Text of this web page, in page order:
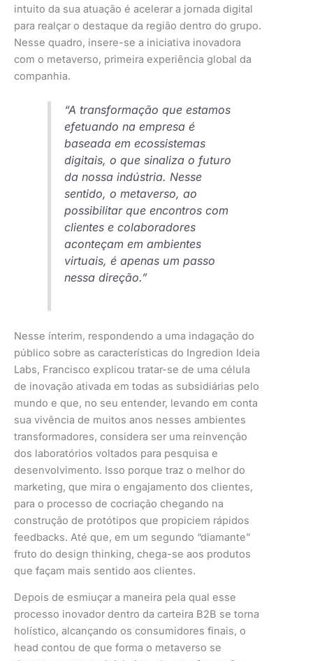
intuito da sua atuação é acelerar a jornada digital
para realçar o destaque da região dentro do grupo.
Nesse quadro, insere-se a iniciativa inovadora
com o metaverso, primeira experiência global da
companhia.
“A transformação que estamos
efetuando na empresa é
baseada em ecossistemas
digitais, o que sinaliza o futuro
da nossa indústria. Nesse
sentido, o metaverso, ao
possibilitar que encontros com
clientes e colaboradores
aconteçam em ambientes
virtuais, é apenas um passo
nessa direção.”
Nesse ínterim, respondendo a uma indagação do
público sobre as características do Ingredion Ideia
Labs, Francisco explicou tratar-se de uma célula
de inovação ativada em todas as subsidiárias pelo
mundo e que, no seu entender, levando em conta
sua vivência de muitos anos nesses ambientes
transformadores, considera ser uma reinvenção
dos laboratórios voltados para pesquisa e
desenvolvimento. Isso porque traz o melhor do
marketing, que mira o engajamento dos clientes,
para o processo de cocriação chegando na
construção de protótipos que propiciem rápidos
feedbacks. Até que, em um segundo “diamante”
fruto do design thinking, chega-se aos produtos
que façam mais sentido aos clientes.
Depois de esmiuçar a maneira pela qual esse
processo inovador dentro da carteira B2B se torna
holístico, alcançando os consumidores finais, o
head contou de que forma o metaverso se